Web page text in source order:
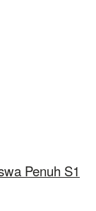
Penuh S1